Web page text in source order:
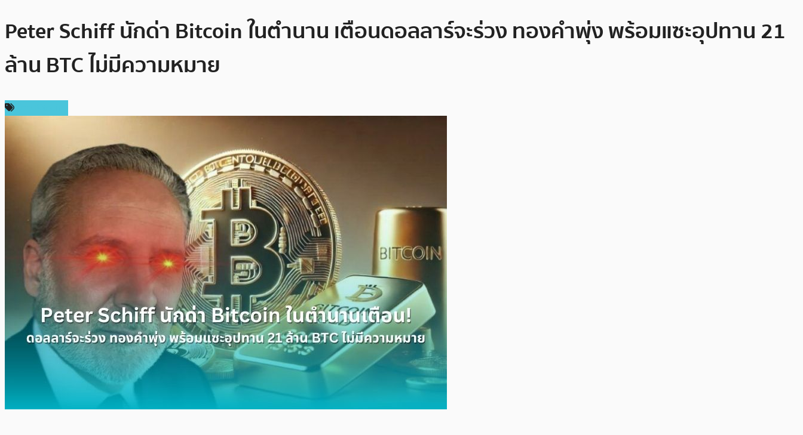
Peter Schiff นักด่า Bitcoin ในตำนาน เตือนดอลลาร์จะร่วง ทองคำพุ่ง พร้อมแซะอุปทาน 21
ล้าน BTC ไม่มีความหมาย